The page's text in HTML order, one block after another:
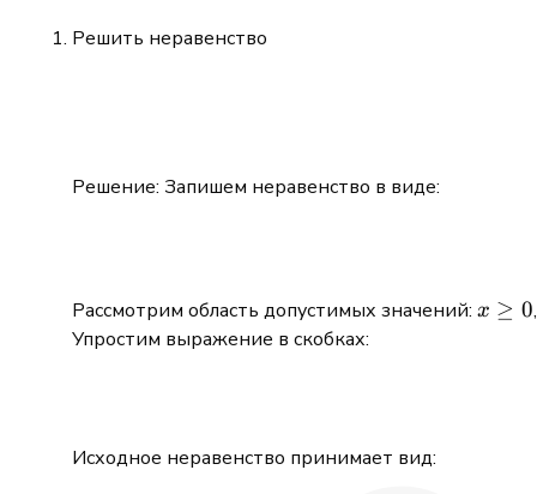
Решить неравенство
Решение: Запишем неравенство в виде:
Рассмотрим область допустимых значений: x
x ≥ 0
Упростим выражение в скобках:
Исходное неравенство принимает вид: